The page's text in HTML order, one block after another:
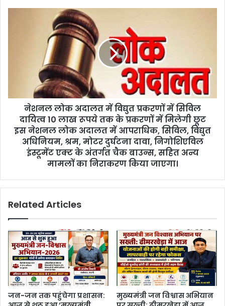
नेशनल लोक अदालत में विद्युत प्रकरणों में सिविल
दायित्व 10 लाख रूपये तक के प्रकरणों में मिलेगी छूट
इस नेशनल लोक अदालत में आपराधिक, सिविल, विद्युत
अधिनियम, श्रम, मोटर दुर्घटना दावा, निगोशिएविल
इंस्टूमेंट एक्ट के अंतर्गत चैक बाउन्स, सहित अन्य
मामलों का निराकरण किया जाएगा।
Related Articles
जन-जन तक पहुंचेगा प्रशासन:
मुख्यमंत्री जन विश्वास अभियान